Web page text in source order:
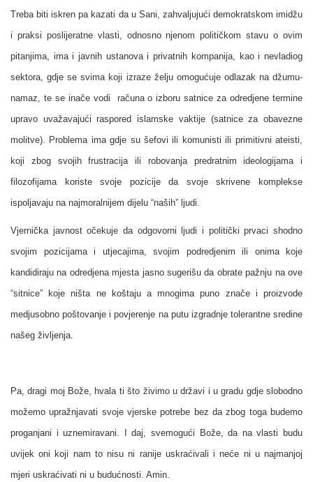
Treba biti iskren pa kazati da u Sani, zahvaljujući demokratskom imidžu
i praksi poslijeratne vlasti, odnosno njenom političkom stavu o ovim
pitanjima, ima i javnih ustanova i privatnih kompanija, kao i nevladiog
sektora, gdje se svima koji izraze želju omogućuje odlazak na džumu-
namaz, te se inače vodi računa o izboru satnice za odredjene termine
upravo uvažavajući raspored islamske vaktije (satnice za obavezne
molitve). Problema ima gdje su šefovi ili komunisti ili primitivni ateisti,
koji zbog svojih frustracija ili robovanja predratnim ideologijama i
filozofijama koriste svoje pozicije da svoje skrivene komplekse
ispoljavaju na najmoralnijem dijelu “naših” ljudi.
Vjernička javnost očekuje da odgovorni ljudi i politički prvaci shodno
svojim pozicijama i utjecajima, svojim podredjenim ili onima koje
kandidiraju na odredjena mjesta jasno sugerišu da obrate pažnju na ove
“sitnice” koje ništa ne koštaju a mnogima puno znače i proizvode
medjusobno poštovanje i povjerenje na putu izgradnje tolerantne sredine
našeg življenja.
Pa, dragi moj Bože, hvala ti što živimo u državi i u gradu gdje slobodno
možemo upražnjavati svoje vjerske potrebe bez da zbog toga budemo
proganjani i uznemiravani. I daj, svemogući Bože, da na vlasti budu
uvijek oni koji nam to nisu ni ranije uskraćivali i neće ni u najmanjoj
mjeri uskraćivati ni u budućnosti. Amin.